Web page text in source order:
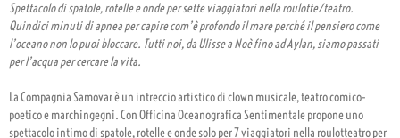
Spettacolo di spatole, rotelle e onde per sette viaggiatori nella roulotte/teatro.
Quindici minuti di apnea per capire com’è profondo il mare perché il pensiero come
l’oceano non lo puoi bloccare. Tutti noi, da Ulisse a Noè fino ad Aylan, siamo passati
per l’acqua per cercare la vita.
La Compagnia Samovar è un intreccio artistico di clown musicale, teatro comico-
poetico e marchingegni. Con Officina Oceanografica Sentimentale propone uno
spettacolo intimo di spatole, rotelle e onde solo per 7 viaggiatori nella roulotteatro per